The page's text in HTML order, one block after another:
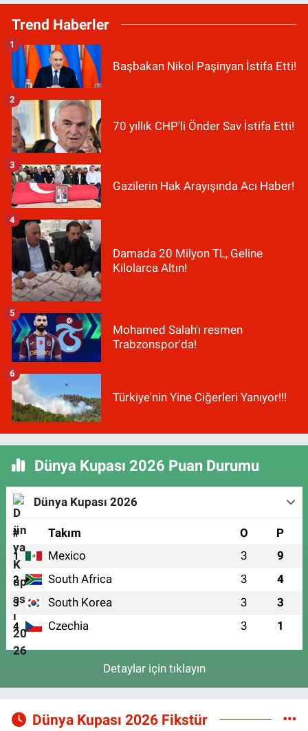
Trend Haberler
Başbakan Nikol Paşinyan İstifa Etti!
1
70 yıllık CHP'li Önder Sav İstifa Etti!
2
Gazilerin Hak Arayışında Acı Haber!
3
Damada 20 Milyon TL, Geline
Kilolarca Altın!
4
Mohamed Salah'ı resmen
Trabzonspor'da!
5
Türkiye'nin Yine Ciğerleri Yanıyor!!!
6
Dünya Kupası 2026 Puan Durumu
Dünya Kupası 2026
# Takım O P
1 Mexico 3 9
2 South Africa 3 4
3 South Korea 3 3
4 Czechia 3 1
Detaylar için tıklayın
Dünya Kupası 2026 Fikstür